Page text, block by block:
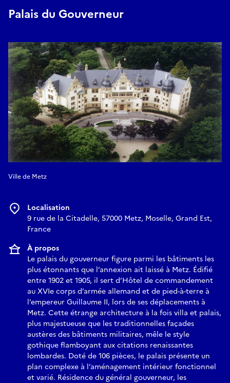
Palais du Gouverneur
Ville de Metz
Localisation
9 rue de la Citadelle, 57000 Metz, Moselle, Grand Est,
France
À propos
Le palais du gouverneur figure parmi les bâtiments les
plus étonnants que l’annexion ait laissé à Metz. Édifié
entre 1902 et 1905, il sert d’Hôtel de commandement
au XVIe corps d’armée allemand et de pied-à-terre à
l’empereur Guillaume II, lors de ses déplacements à
Metz. Cette étrange architecture à la fois villa et palais,
plus majestueuse que les traditionnelles façades
austères des bâtiments militaires, mêle le style
gothique flamboyant aux citations renaissantes
lombardes. Doté de 106 pièces, le palais présente un
plan complexe à l’aménagement intérieur fonctionnel
et varié. Résidence du général gouverneur, les